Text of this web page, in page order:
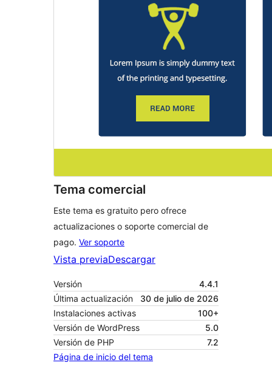
Tema comercial
Este tema es gratuito pero ofrece
actualizaciones o soporte comercial de
pago. Ver soporte
Vista previaDescargar
Versión
4.4.1
Última actualización
30 de julio de 2026
Instalaciones activas
100+
Versión de WordPress
5.0
Versión de PHP
7.2
Página de inicio del tema